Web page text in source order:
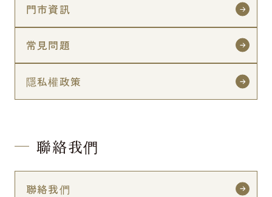
門市資訊
常見問題
隱私權政策
聯絡我們
聯絡我們